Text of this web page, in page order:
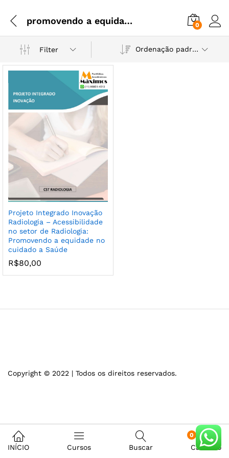
promovendo a equidade no cuidado a Saúde 0
Filter Ordenação padrão
Projeto Integrado Inovação
Radiologia – Acessibilidade
no setor de Radiologia:
Promovendo a equidade no
cuidado a Saúde
R$80,00
Copyright © 2022 | Todos os direitos reservados.
INÍCIO Cursos Buscar
0
Carrinho